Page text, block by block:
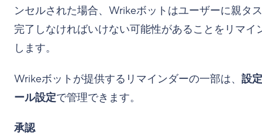
ンセルされた場合、Wrikeボットはユーザーに親タ
完了しなければいけない可能性があることをリマイ
します。
Wrikeボットが提供するリマインダーの一部は、 設定
ール設定で管理できます。
承認